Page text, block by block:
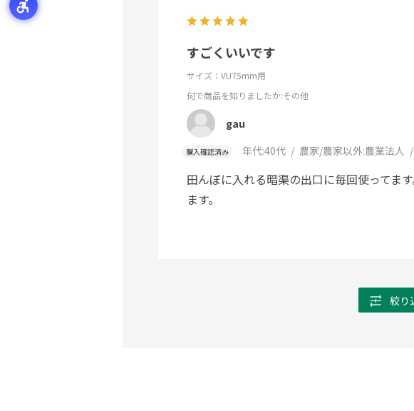
すごくいいです
サイズ：VU75mm用
何で商品を知りましたか:その他
gau
購入確認済み 年代:40代 農家/農家以外:農業法人
田んぼに入れる暗渠の出口に毎回使ってま
ます。
絞り